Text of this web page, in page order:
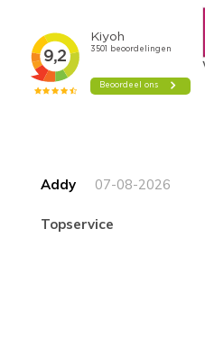
Addy 07-08-2026
topservice